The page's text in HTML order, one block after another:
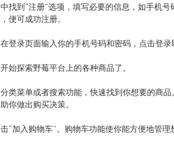
找到“注册”选项，填写必要的信息，如手机
便可成功注册。
登录页面输入你的手机号码和密码，点击登录
始探索野莓平台上的各种商品了。
类菜单或者搜索功能，快速找到你想要的商
你做出购买决策。
“加入购物车”。购物车功能使你能方便地管理